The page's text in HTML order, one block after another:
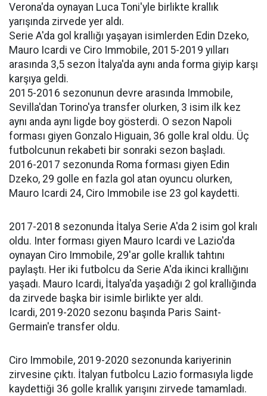
Verona'da oynayan Luca Toni'yle birlikte krallık
yarışında zirvede yer aldı.
Serie A'da gol krallığı yaşayan isimlerden Edin Dzeko,
Mauro Icardi ve Ciro Immobile, 2015-2019 yılları
arasında 3,5 sezon İtalya'da aynı anda forma giyip karşı
karşıya geldi.
2015-2016 sezonunun devre arasında Immobile,
Sevilla'dan Torino'ya transfer olurken, 3 isim ilk kez
aynı anda aynı ligde boy gösterdi. O sezon Napoli
forması giyen Gonzalo Higuain, 36 golle kral oldu. Üç
futbolcunun rekabeti bir sonraki sezon başladı.
2016-2017 sezonunda Roma forması giyen Edin
Dzeko, 29 golle en fazla gol atan oyuncu olurken,
Mauro Icardi 24, Ciro Immobile ise 23 gol kaydetti.
2017-2018 sezonunda İtalya Serie A'da 2 isim gol kralı
oldu. Inter forması giyen Mauro Icardi ve Lazio'da
oynayan Ciro Immobile, 29'ar golle krallık tahtını
paylaştı. Her iki futbolcu da Serie A'da ikinci krallığını
yaşadı. Mauro Icardi, İtalya'da yaşadığı 2 gol krallığında
da zirvede başka bir isimle birlikte yer aldı.
Icardi, 2019-2020 sezonu başında Paris Saint-
Germain'e transfer oldu.
Ciro Immobile, 2019-2020 sezonunda kariyerinin
zirvesine çıktı. İtalyan futbolcu Lazio formasıyla ligde
kaydettiği 36 golle krallık yarışını zirvede tamamladı.